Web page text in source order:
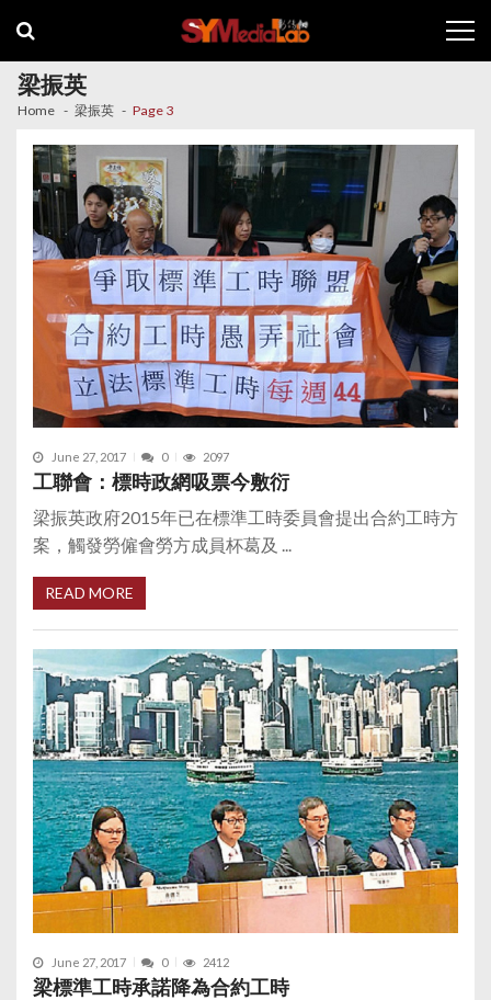
navigation
content
梁振英
Home 梁振英 Page 3
June 27, 2017 0 2097
工聯會：標時政網吸票今敷衍
梁振英政府2015年已在標準工時委員會提出合約工時方
案，觸發勞僱會勞方成員杯葛及 ...
READ MORE
June 27, 2017 0 2412
梁標準工時承諾降為合約工時